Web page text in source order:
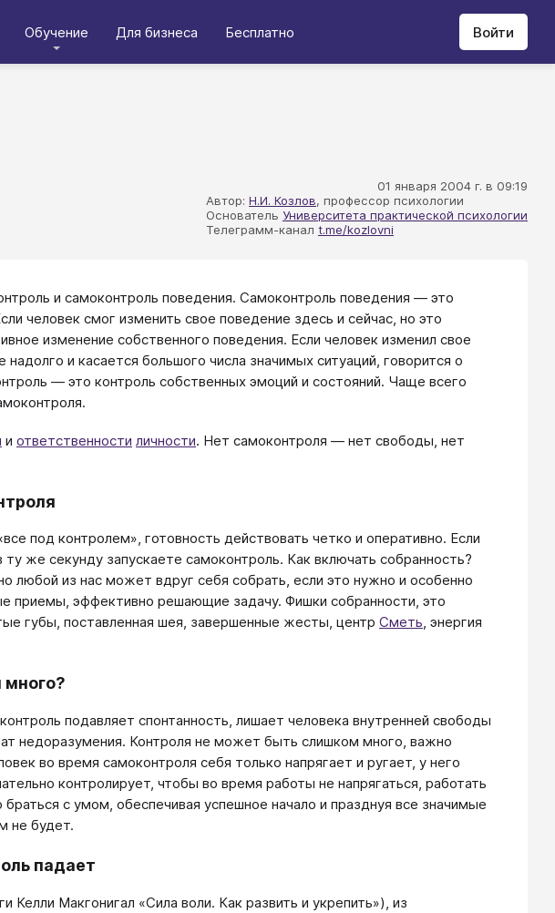
Обучение Для бизнеса Бесплатно Войти
01 января 2004 г. в 09:19
Автор: Н.И. Козлов, профессор психологии
Основатель Университета практической психологии
Телеграмм-канал t.me/kozlovni
и самоконтроль поведения. Самоконтроль поведения — это
человек смог изменить свое поведение здесь и сейчас, но это
изменение собственного поведения. Если человек изменил свое
и касается большого числа значимых ситуаций, говорится о
— это контроль собственных эмоций и состояний. Чаще всего
и ответственности личности. Нет самоконтроля — нет свободы, нет
под контролем», готовность действовать четко и оперативно. Если
же секунду запускаете самоконтроль. Как включать собранность?
любой из нас может вдруг себя собрать, если это нужно и особенно
приемы, эффективно решающие задачу. Фишки собранности, это
губы, поставленная шея, завершенные жесты, центр Сметь, энергия
подавляет спонтанность, лишает человека внутренней свободы
недоразумения. Контроля не может быть слишком много, важно
во время самоконтроля себя только напрягает и ругает, у него
контролирует, чтобы во время работы не напрягаться, работать
с умом, обеспечивая успешное начало и празднуя все значимые
не будет.
падает
Келли Макгонигал «Сила воли. Как развить и укрепить»)​, из